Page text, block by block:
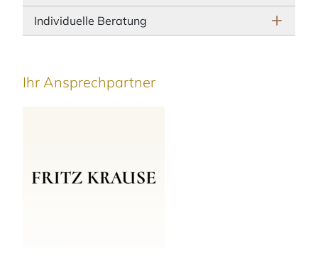
Ihr Ansprechpartner
Individuelle Beratung